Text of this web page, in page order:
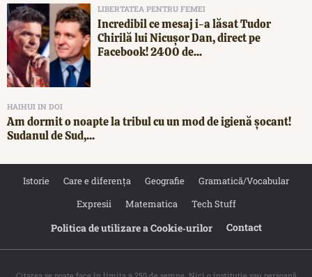
LIBERTATEA PENTRU FEMEI
Incredibil ce mesaj i-a lăsat Tudor
Chirilă lui Nicușor Dan, direct pe
Facebook! 2400 de...
HAIHUI IN DOI
Am dormit o noapte la tribul cu un mod de igienă șocant!
Sudanul de Sud,...
Istorie Care e diferența Geografie
Gramatică/Vocabular
Expresii
Matematica Tech Stuff
Politica de utilizare a Cookie‐urilor Contact
Citarea se poate face în limita a 250 de semne. Nici o instituţie sau persoană